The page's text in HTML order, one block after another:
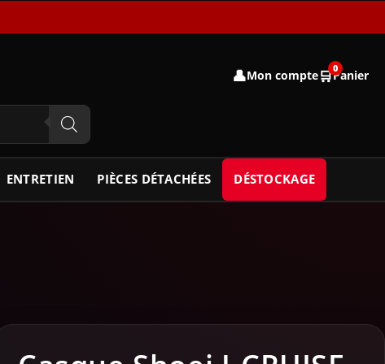
👤Mon compte🛒0
Panier
ENTRETIEN PIÈCES DÉTACHÉES DÉSTOCKAGE